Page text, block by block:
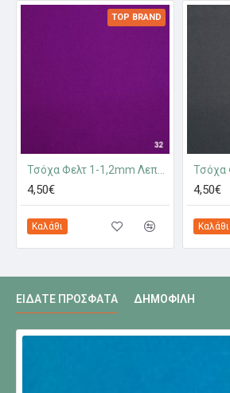
TOP BRAND
Τσόχα Φελτ 1-1,2mm Λεπτή 532
4,50€
Καλάθι
4,50€
Καλάθι
ΕΊΔΑΤΕ ΠΡΌΣΦΑΤΑ ΔΗΜΟΦΙΛΉ